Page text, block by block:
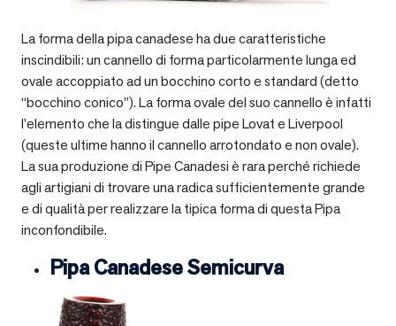
La forma della pipa canadese ha due caratteristiche
inscindibili: un cannello di forma particolarmente lunga ed
ovale accoppiato ad un bocchino corto e standard (detto
“bocchino conico”). La forma ovale del suo cannello è infatti
l’elemento che la distingue dalle pipe Lovat e Liverpool
(queste ultime hanno il cannello arrotondato e non ovale).
La sua produzione di Pipe Canadesi è rara perché richiede
agli artigiani di trovare una radica sufficientemente grande
e di qualità per realizzare la tipica forma di questa Pipa
inconfondibile.
Pipa Canadese Semicurva